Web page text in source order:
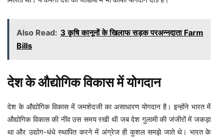
Also Read: 3 कृषि कानूनों के खिलाफ सड़क परअन्नदाता Farm
Bills
देश के औद्योगिक विकास में योगदान
देश के औद्योगिक विकास में जमशेदजी का असाधारण योगदान है। इन्होंने भारत में
औद्योगिक विकास की नींव उस समय रखी थी जब देश गुलामी की जंजीरों में जकड़ा
था और उद्योग-धंधे स्थापित करने में अंग्रेज ही कुशल समझे जाते थे। भारत के